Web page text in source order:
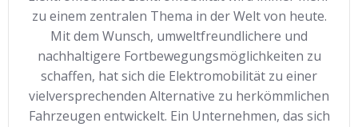
zu einem zentralen Thema in der Welt von heute.
Mit dem Wunsch, umweltfreundlichere und
nachhaltigere Fortbewegungsmöglichkeiten zu
schaffen, hat sich die Elektromobilität zu einer
vielversprechenden Alternative zu herkömmlichen
Fahrzeugen entwickelt. Ein Unternehmen, das sich